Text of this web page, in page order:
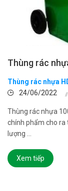
Thùng rác
Thùng rác nhựa
24/06/2022
Thùng rác nhựa
chính phẩm cho
lượng ...
Xem tiếp